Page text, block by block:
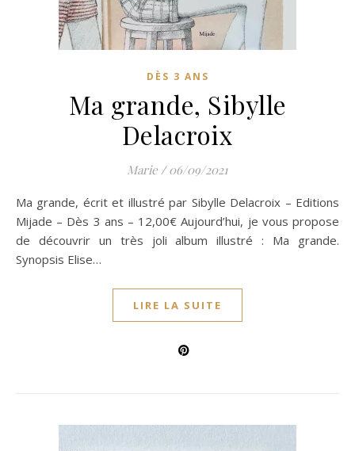
DÈS 3 ANS
Ma grande, Sibylle
Delacroix
Marie / 06/09/2021
Ma grande, écrit et illustré par Sibylle Delacroix – Editions
Mijade – Dès 3 ans – 12,00€ Aujourd’hui, je vous propose
de découvrir un très joli album illustré : Ma grande.
Synopsis Elise…
LIRE LA SUITE